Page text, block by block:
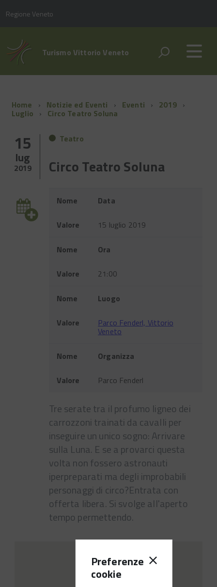
Preferenze
cookie
Regione Veneto
Turismo Vittorio Veneto
Home Notizie ed Eventi Eventi 2019
Luglio Circo Teatro Soluna
15
lug
2019
Teatro
Circo Teatro Soluna
Evento
Nome Data
Valore 15 luglio 2019
Nome Ora
Valore 21:00
Nome Luogo
Valore Parco Fenderl, Vittorio
Veneto
Nome Organizza
Valore Parco Fenderl
Tre serate tra il profumo ligneo dei
carrozzoni trainati da cavalli per
inseguire un unico sogno: Arrivare
sulla Luna. E se a provarci questa
volta non fossero astronauti
iperpreparati ma degli improbabili
personaggi di circo?Entrata con
offerta libera. Si svolge all'aperto
tempo permettendo.